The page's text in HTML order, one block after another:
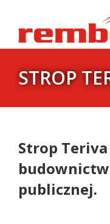
Szukaj:
STROP
Strop
publicznej.